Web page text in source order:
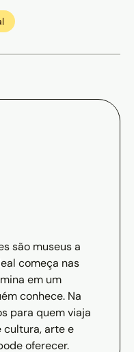
são museus a
começa nas
em um
conhece. Na
para quem viaja
cultura, arte e
oferecer.